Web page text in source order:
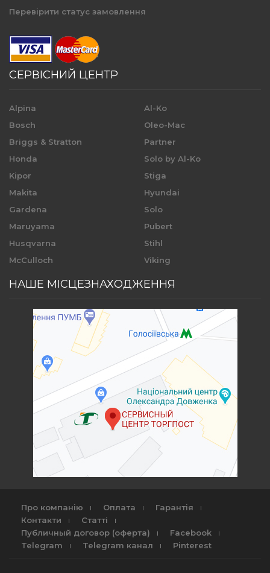
Перевірити статус замовлення
СЕРВІСНИЙ ЦЕНТР
Alpina
Bosch
Briggs & Stratton
Honda
Kipor
Makita
Gardena
Maruyama
Husqvarna
McCulloch
Al-Ko
Oleo-Mac
Partner
Solo by Al-Ko
Stiga
Hyundai
Solo
Pubert
Stihl
Viking
НАШЕ МІСЦЕЗНАХОДЖЕННЯ
Про компанію Оплата
Гарантія
Контакти
Статті
Публичный договор (оферта)
Facebook
Telegram
Telegram канал Pinterest